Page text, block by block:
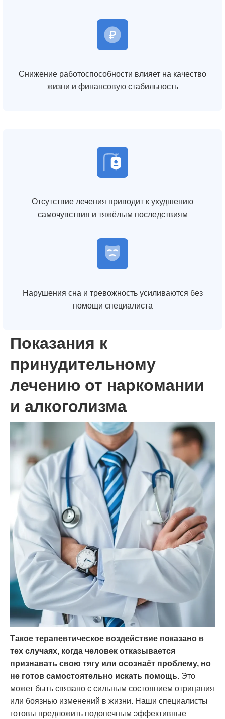
Снижение работоспособности влияет на качество
жизни и финансовую стабильность
Отсутствие лечения приводит к ухудшению
самочувствия и тяжёлым последствиям
Нарушения сна и тревожность усиливаются без
помощи специалиста
Показания к
принудительному
лечению от наркомании
и алкоголизма
Такое терапевтическое воздействие показано в
тех случаях, когда человек отказывается
признавать свою тягу или осознаёт проблему, но
не готов самостоятельно искать помощь. Это
может быть связано с сильным состоянием отрицания
или боязнью изменений в жизни. Наши специалисты
готовы предложить подопечным эффективные